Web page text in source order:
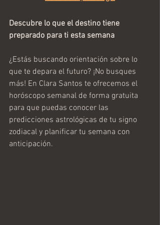
Descubre lo que el destino tiene
preparado para ti esta semana
¿Estás buscando orientación sobre lo
que te depara el futuro? ¡No busques
más! En Clara Santos te ofrecemos el
horóscopo semanal de forma gratuita
para que puedas conocer las
predicciones astrológicas de tu signo
zodiacal y planificar tu semana con
anticipación.